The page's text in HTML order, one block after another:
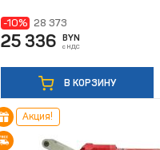
-10% 28 373
25 336 BYN
с НДС
В КОРЗИНУ
Акция!